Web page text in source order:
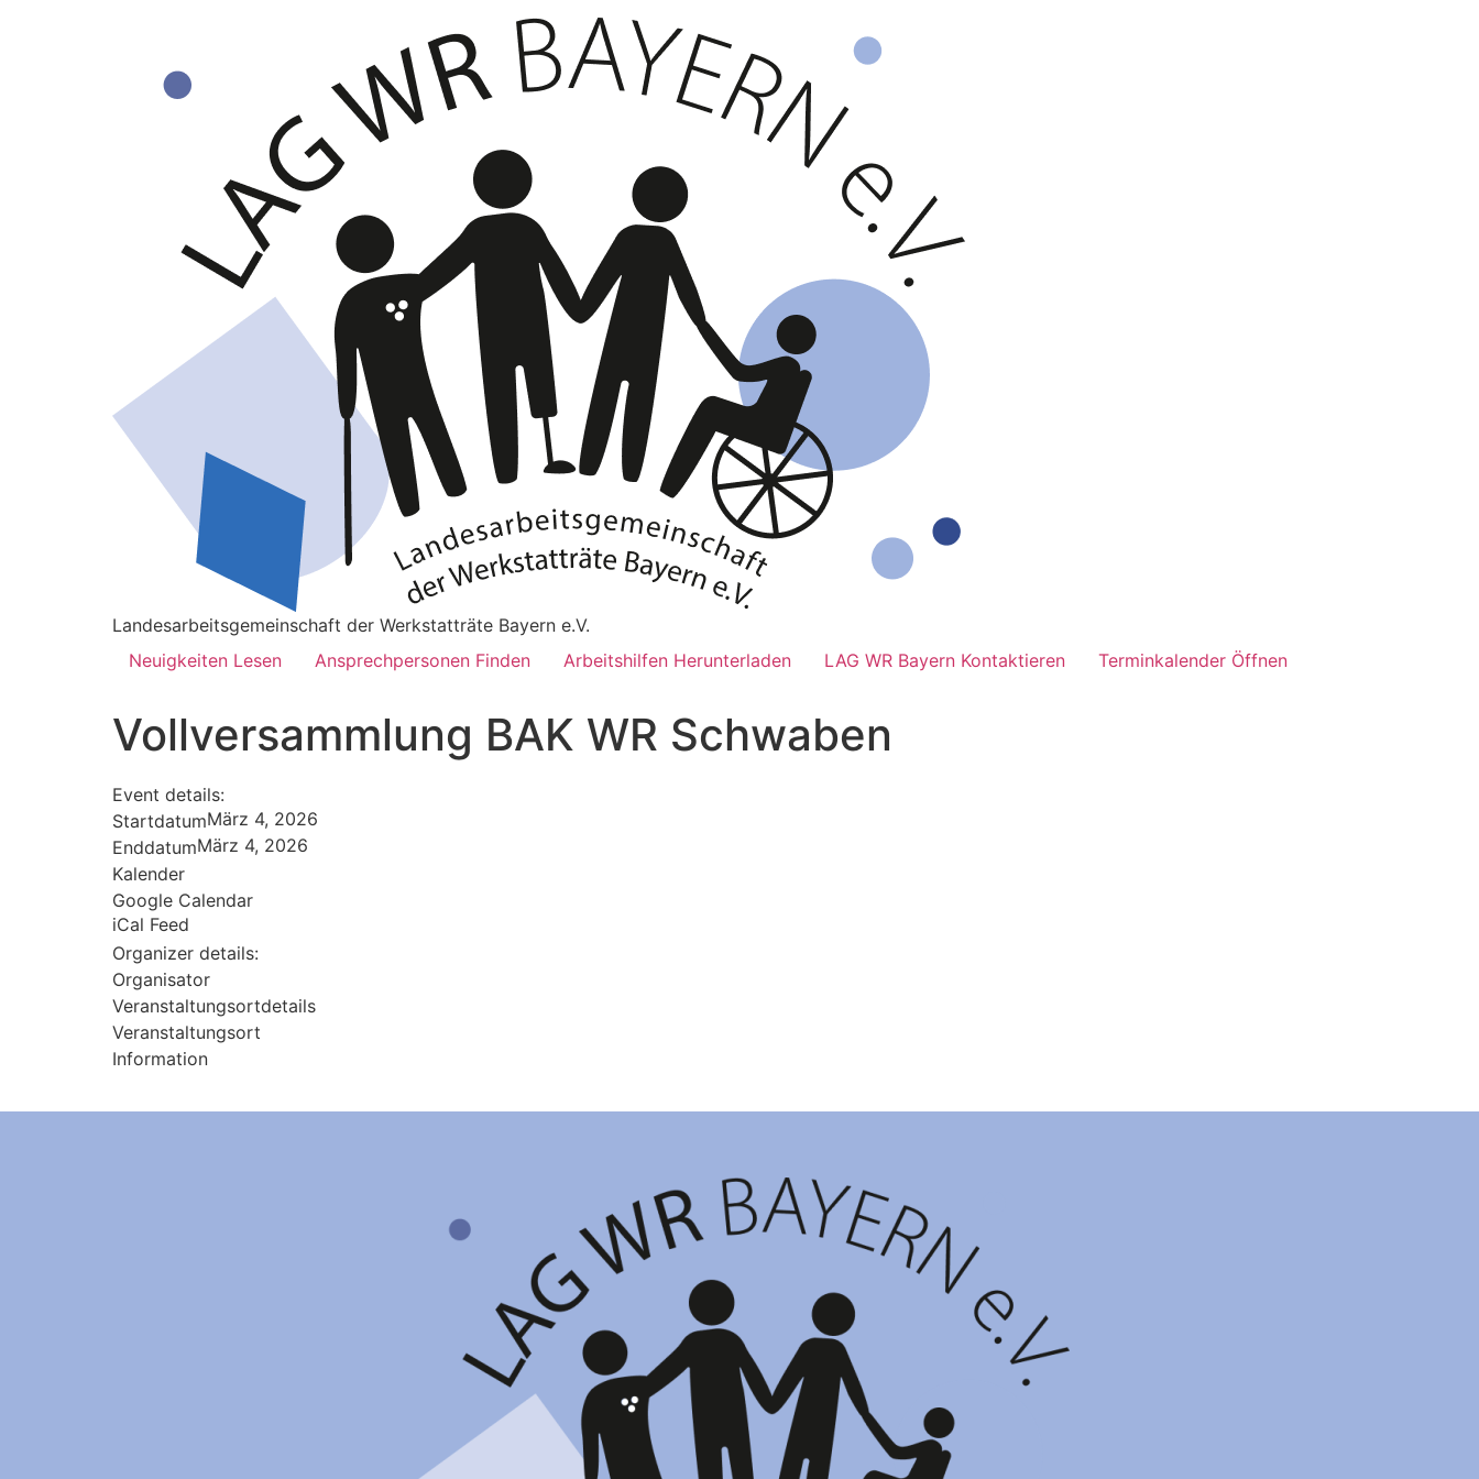
Landesarbeitsgemeinschaft der Werkstatträte Bayern e.V.
Neuigkeiten Lesen
Ansprechpersonen Finden Arbeitshilfen Herunterladen LAG WR Bayern Kontaktieren Terminkalender Öffnen
Vollversammlung BAK WR Schwaben
Event details:
StartdatumMärz 4, 2026
EnddatumMärz 4, 2026
Kalender
Google Calendar
iCal Feed
Organizer details:
Organisator
Veranstaltungsortdetails
Veranstaltungsort
Information